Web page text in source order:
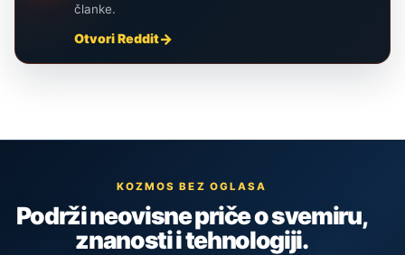
članke.
Otvori Reddit
KOZMOS BEZ OGLASA
Podrži neovisne priče o svemiru,
znanosti i tehnologiji.